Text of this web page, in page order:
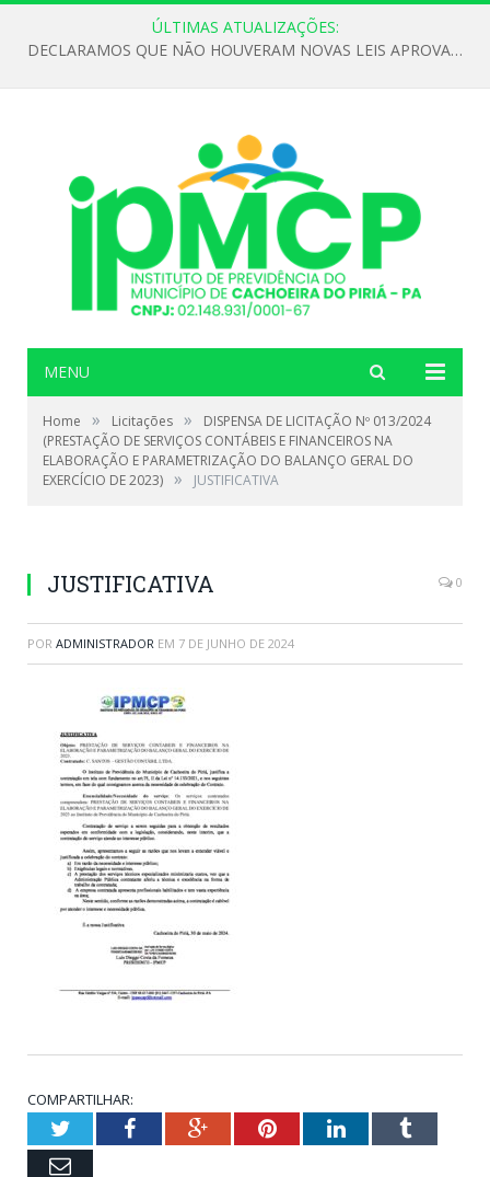
ÚLTIMAS ATUALIZAÇÕES:
DECLARAMOS QUE NÃO HOUVERAM NOVAS LEIS APROVADAS ATÉ O MOMENTO PARA O INSTITUTO DE PREVIDÊNCIA NO ANO DE 2026
MENU
Home » Licitações »
DISPENSA DE LICITAÇÃO Nº 013/2024
(PRESTAÇÃO DE SERVIÇOS CONTÁBEIS E FINANCEIROS NA
ELABORAÇÃO E PARAMETRIZAÇÃO DO BALANÇO GERAL DO
EXERCÍCIO DE 2023) » JUSTIFICATIVA
JUSTIFICATIVA 0
POR ADMINISTRADOR EM 7 DE JUNHO DE 2024
COMPARTILHAR:
TwitterFacebookGoogle+PinterestLinkedInTumblr
Email